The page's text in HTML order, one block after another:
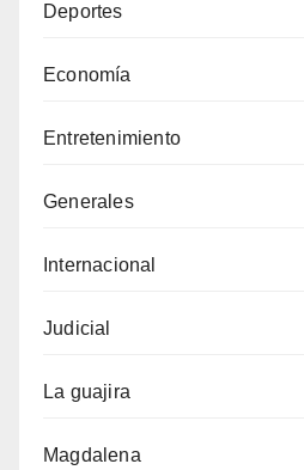
Deportes
Economía
Entretenimiento
Generales
Internacional
Judicial
La guajira
Magdalena